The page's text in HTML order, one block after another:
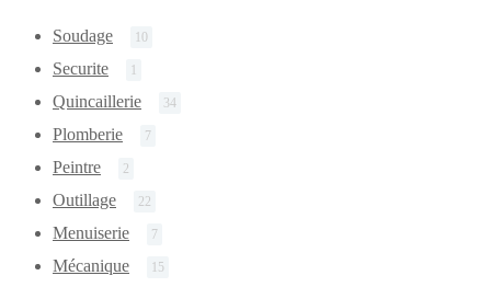
Soudage 10
Securite 1
Quincaillerie 34
Plomberie 7
Peintre 2
Outillage 22
Menuiserie 7
Mécanique 15